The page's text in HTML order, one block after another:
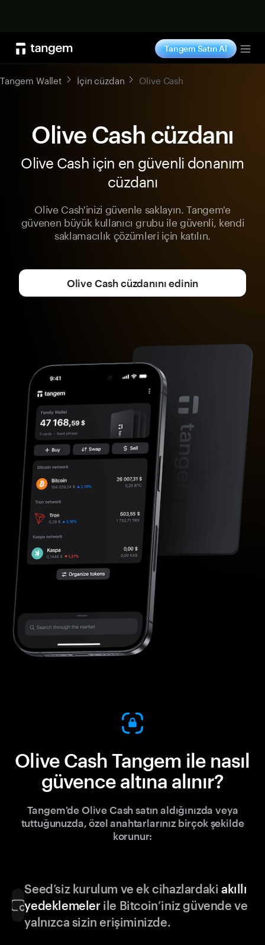
Tangem Satın Al
Tangem Wallet İçin cüzdan Olive Cash
Olive Cash cüzdanı
Olive Cash için en güvenli donanım
cüzdanı
Olive Cash'inizi güvenle saklayın. Tangem'e
güvenen büyük kullanıcı grubu ile güvenli, kendi
saklamacılık çözümleri için katılın.
Olive Cash cüzdanını edinin
Olive Cash Tangem ile nasıl
güvence altına alınır?
Tangem'de Olive Cash satın aldığınızda veya
tuttuğunuzda, özel anahtarlarınız birçok şekilde
korunur:
Seed’siz kurulum ve ek cihazlardakiakıllı
yedeklemelerile Bitcoin’iniz güvende ve
yalnızca sizin erişiminizde.